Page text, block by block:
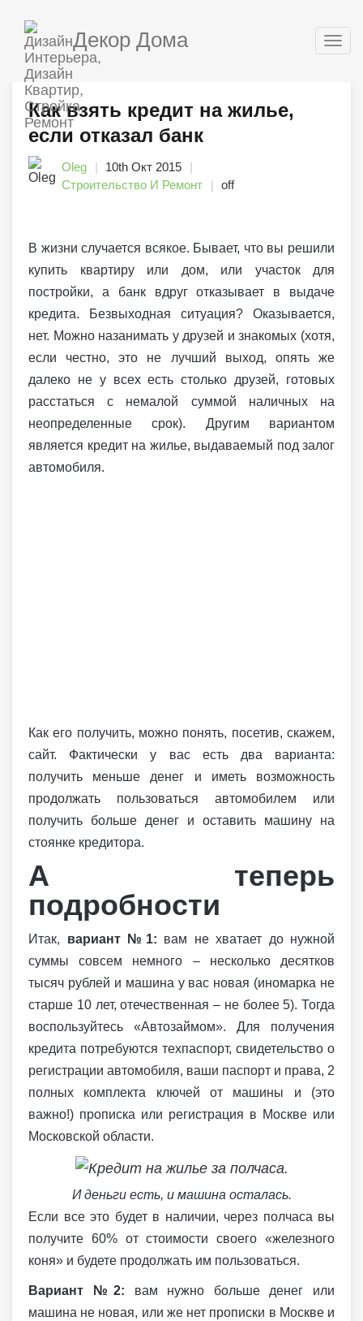
Декор Дома
Как взять кредит на жилье,
если отказал банк
Oleg
10th Окт 2015
Строительство И Ремонт
off
В жизни случается всякое. Бывает, что вы решили
купить квартиру или дом, или участок для
постройки, а банк вдруг отказывает в выдаче
кредита. Безвыходная ситуация? Оказывается,
нет. Можно назанимать у друзей и знакомых (хотя,
если честно, это не лучший выход, опять же
далеко не у всех есть столько друзей, готовых
расстаться с немалой суммой наличных на
неопределенные срок). Другим вариантом
является кредит на жилье, выдаваемый под залог
автомобиля.
Как его получить, можно понять, посетив, скажем,
сайт. Фактически у вас есть два варианта:
получить меньше денег и иметь возможность
продолжать пользоваться автомобилем или
получить больше денег и оставить машину на
стоянке кредитора.
А теперь
подробности
Итак, вариант №1: вам не хватает до нужной
суммы совсем немного – несколько десятков
тысяч рублей и машина у вас новая (иномарка не
старше 10 лет, отечественная – не более 5). Тогда
воспользуйтесь «Автозаймом». Для получения
кредита потребуются техпаспорт, свидетельство о
регистрации автомобиля, ваши паспорт и права, 2
полных комплекта ключей от машины и (это
важно!) прописка или регистрация в Москве или
Московской области.
И деньги есть, и машина осталась.
Если все это будет в наличии, через полчаса вы
получите 60% от стоимости своего «железного
коня» и будете продолжать им пользоваться.
Вариант №2: вам нужно больше денег или
машина не новая, или же нет прописки в Москве и